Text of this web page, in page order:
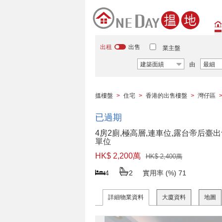
出租 出售 業主盤
建築面績 由 最細
搵樓盤 > 住宅 > 香港的出售樓盤 > 灣仔區 >
已過期
4房2廁,極高層,連車位,露台帝后臺
單位
HK$ 2,200萬
HK$ 2,400萬
4 2 實用率 (%) 71
詳細物業資料 大廈資料 地圖